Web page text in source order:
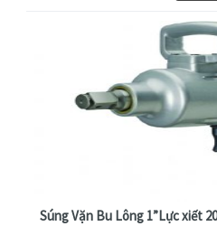
Súng Vặn Bu Lông 1”Lực xiết